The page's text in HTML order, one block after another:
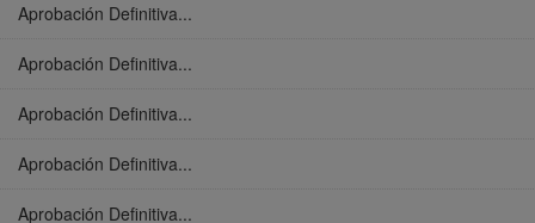
Aprobación Definitiva...
Aprobación Definitiva...
Aprobación Definitiva...
Aprobación Definitiva...
Aprobación Definitiva...